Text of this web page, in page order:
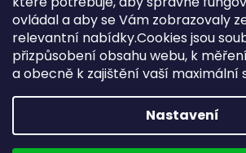
ovládal a aby se Vám zobrazovaly
relevantní nabídky.Cookies jsou
přizpůsobení obsahu webu, k
a obecně k zajištění vaší maximální
Nastavení
Najít správné
Copyright (c) 2016 -2026 Big